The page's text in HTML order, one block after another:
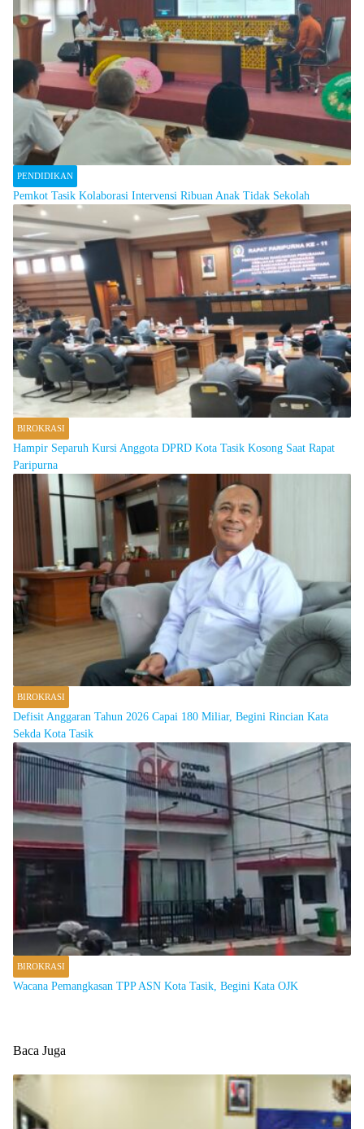
PENDIDIKAN
Pemkot Tasik Kolaborasi Intervensi Ribuan Anak Tidak Sekolah
BIROKRASI
Hampir Separuh Kursi Anggota DPRD Kota Tasik Kosong Saat Rapat
Paripurna
BIROKRASI
Defisit Anggaran Tahun 2026 Capai 180 Miliar, Begini Rincian Kata
Sekda Kota Tasik
BIROKRASI
Wacana Pemangkasan TPP ASN Kota Tasik, Begini Kata OJK
Baca Juga